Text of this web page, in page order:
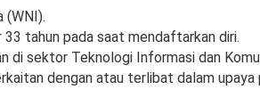
(WNI).
33 tahun pada saat mendaftarkan diri.
di sektor Teknologi Informasi dan
dengan atau terlibat dalam